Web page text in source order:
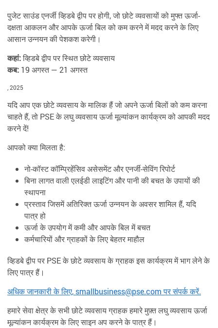
पुजेट साउंड एनर्जी व्हिडबे द्वीप पर होगी, जो छोटे व्यवसायों को मुफ्त ऊर्जा-
दक्षता आकलन और आपके ऊर्जा बिल को कम करने में मदद करने के लिए
आसान उन्नयन की पेशकश करेगी।
कहां:व्हिडबे द्वीप पर स्थित छोटे व्यवसाय
कब: 19 अगस्त — 21 अगस्त
, 2025
यदि आप एक छोटे व्यवसाय के मालिक हैं जो अपने ऊर्जा बिलों को कम करना
चाहते हैं, तो PSE के लघु व्यवसाय ऊर्जा मूल्यांकन कार्यक्रम को आपकी मदद
करने दें!
आपको क्या मिलता है:
नो-कॉस्ट कॉम्प्रिहेंसिव असेसमेंट और एनर्जी-सेविंग रिपोर्ट
बिना लागत वाली एलईडी लाइटिंग और पानी की बचत के उपायों की
स्थापना
प्रस्ताव जिसमें अतिरिक्त ऊर्जा उन्नयन के अवसर शामिल हैं, यदि
पात्र हो
ऊर्जा के उपयोग में कमी और आपके बिल में बचत
कर्मचारियों और ग्राहकों के लिए बेहतर माहौल
व्हिडबे द्वीप पर PSE के छोटे व्यवसाय के ग्राहक इस कार्यक्रम में भाग लेने के
लिए पात्र हैं।
अधिक जानकारी के लिए, smallbusiness@pse.com पर संपर्क करें.
हमारे सेवा क्षेत्र के सभी छोटे व्यवसाय ग्राहक हमारे मुफ़्त लघु व्यवसाय ऊर्जा
मूल्यांकन कार्यक्रम के लिए साइन अप करने के पात्र हैं।